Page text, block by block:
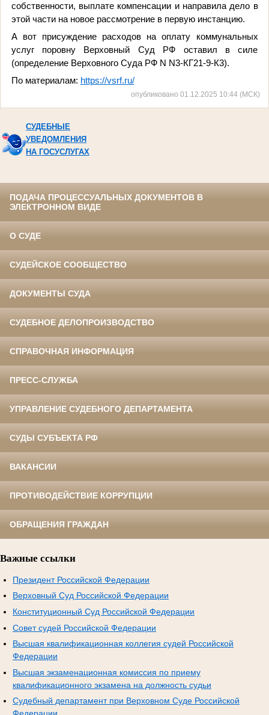
собственности, выплате компенсации и направила дело в
этой части на новое рассмотрение в первую инстанцию.
А вот присуждение расходов на оплату коммунальных
услуг поровну Верховный Суд РФ оставил в силе
(определение Верховного Суда РФ N N3-КГ21-9-К3).
По материалам: https://vsrf.ru/
опубликовано 01.12.2025 10:44 (МСК)
СУДЕБНЫЕ
УВЕДОМЛЕНИЯ
НА ГОСУСЛУГАХ
ПОДАЧА ПРОЦЕССУАЛЬНЫХ ДОКУМЕНТОВ В
ЭЛЕКТРОННОМ ВИДЕ
О СУДЕ
СУДЕЙСКОЕ СООБЩЕСТВО
ДОКУМЕНТЫ СУДА
СУДЕБНОЕ ДЕЛОПРОИЗВОДСТВО
СПРАВОЧНАЯ ИНФОРМАЦИЯ
ПРЕСС-СЛУЖБА
УПРАВЛЕНИЕ СУДЕБНОГО ДЕПАРТАМЕНТА
СУДЫ СУБЪЕКТА РФ
ВАКАНСИИ
ПРОТИВОДЕЙСТВИЕ КОРРУПЦИИ
ОБРАЩЕНИЯ ГРАЖДАН
Важные ссылки
Президент Российской Федерации
Верховный Суд Российской Федерации
Конституционный Суд Российской Федерации
Совет судей Российской Федерации
Высшая квалификационная коллегия судей Российской
Федерации
Высшая экзаменационная комиссия по приему
квалификационного экзамена на должность судьи
Судебный департамент при Верховном Суде Российской